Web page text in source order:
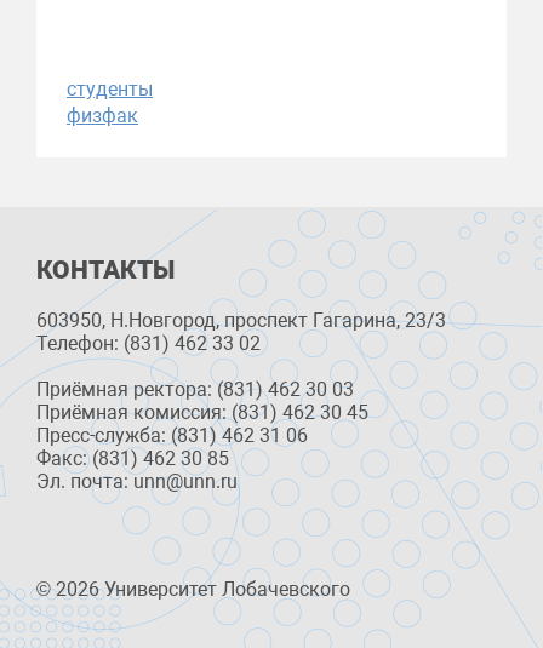
студенты
физфак
КОНТАКТЫ
603950, Н.Новгород, проспект Гагарина, 23/3
Телефон: (831) 462 33 02
Приёмная ректора: (831) 462 30 03
Приёмная комиссия: (831) 462 30 45
Пресс-служба: (831) 462 31 06
Факс: (831) 462 30 85
Эл. почта: unn@unn.ru
© 2026 Университет Лобачевского